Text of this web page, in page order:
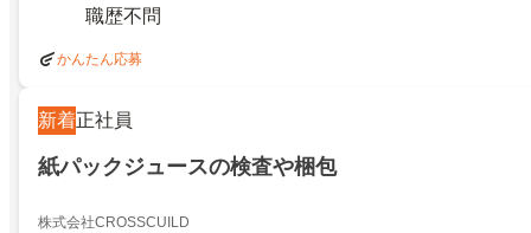
職歴不問
かんたん応募
新着正社員
紙パックジュースの検査や梱包
株式会社CROSSCUILD